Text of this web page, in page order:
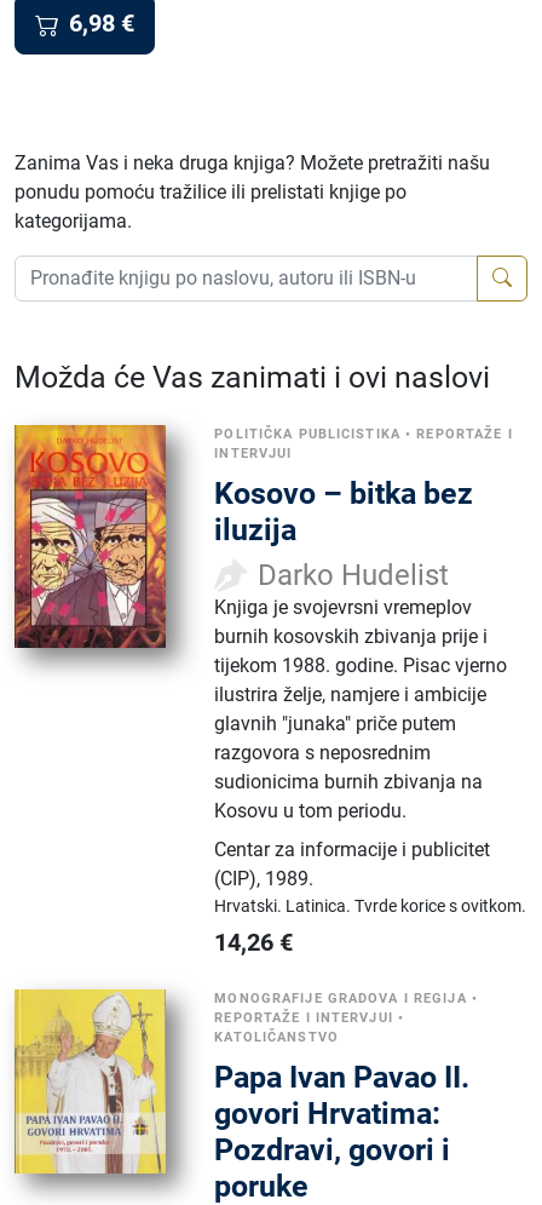
6,98 €
Zanima Vas i neka druga knjiga? Možete pretražiti našu
ponudu pomoću tražilice ili prelistati knjige po
kategorijama.
Možda će Vas zanimati i ovi naslovi
POLITIČKA PUBLICISTIKA •REPORTAŽE I
INTERVJUI
Kosovo – bitka bez
iluzija
Darko Hudelist
Knjiga je svojevrsni vremeplov
burnih kosovskih zbivanja prije i
tijekom 1988. godine. Pisac vjerno
ilustrira želje, namjere i ambicije
glavnih "junaka" priče putem
razgovora s neposrednim
sudionicima burnih zbivanja na
Kosovu u tom periodu.
Centar za informacije i publicitet
(CIP), 1989.
Hrvatski. Latinica.Tvrde korice s ovitkom.
14,26 €
MONOGRAFIJE GRADOVA I REGIJA •
REPORTAŽE I INTERVJUI •
KATOLIČANSTVO
Papa Ivan Pavao II.
govori Hrvatima:
Pozdravi, govori i
poruke